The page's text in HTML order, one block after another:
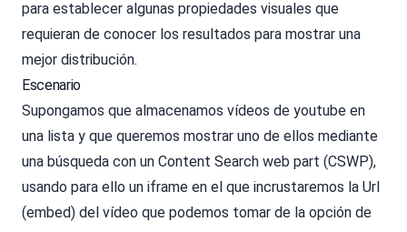
para establecer algunas propiedades visuales que
requieran de conocer los resultados para mostrar una
mejor distribución.
Escenario
Supongamos que almacenamos vídeos de youtube en
una lista y que queremos mostrar uno de ellos mediante
una búsqueda con un Content Search web part (CSWP),
usando para ello un iframe en el que incrustaremos la Url
(embed) del vídeo que podemos tomar de la opción de